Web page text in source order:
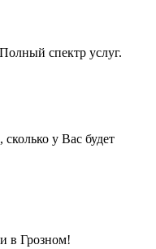
спектр услуг.
у Вас будет
в Грозном!